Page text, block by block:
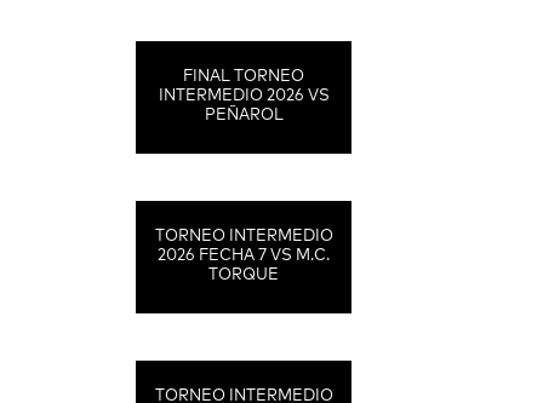
FINAL TORNEO
INTERMEDIO 2026 VS
PEÑAROL
TORNEO INTERMEDIO
2026 FECHA 7 VS M.C.
TORQUE
TORNEO INTERMEDIO